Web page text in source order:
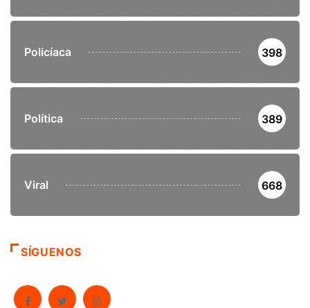
Policíaca 398
Política 389
Viral 668
SÍGUENOS